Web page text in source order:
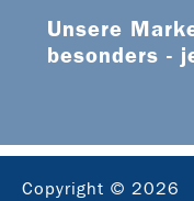
Unsere
besonders -
Copyright © 2026